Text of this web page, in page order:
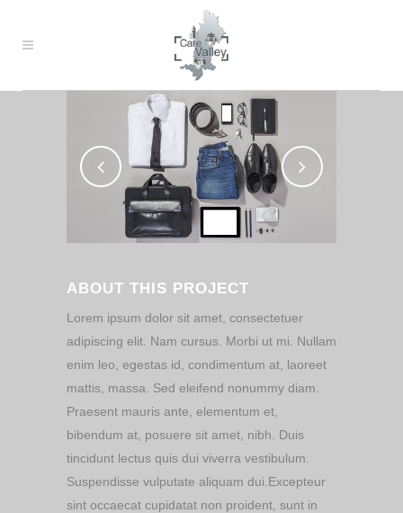
ABOUT THIS PROJECT
Lorem ipsum dolor sit amet, consectetuer
adipiscing elit. Nam cursus. Morbi ut mi. Nullam
enim leo, egestas id, condimentum at, laoreet
mattis, massa. Sed eleifend nonummy diam.
Praesent mauris ante, elementum et,
bibendum at, posuere sit amet, nibh. Duis
tincidunt lectus quis dui viverra vestibulum.
Suspendisse vulputate aliquam dui.Excepteur
sint occaecat cupidatat non proident, sunt in